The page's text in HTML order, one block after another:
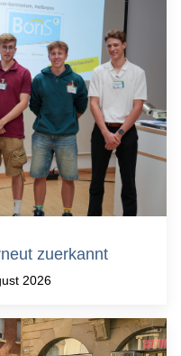
zuerkannt
2026